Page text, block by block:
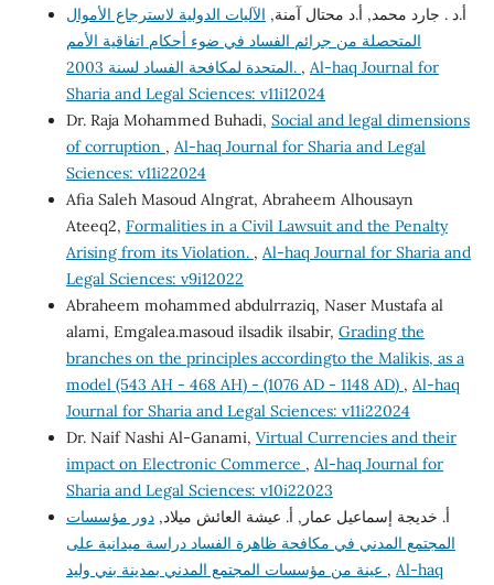
أ.د . جارد محمد, أ.د محتال آمنة, الآليات الدولية لاسترجاع الأموال
المتحصلة من جرائم الفساد في ضوء أحكام اتفاقية الأمم
المتحدة لمكافحة الفساد لسنة 2003. , Al-haq Journal for
Sharia and Legal Sciences: v11i12024
Dr. Raja Mohammed Buhadi, Social and legal dimensions
of corruption , Al-haq Journal for Sharia and Legal
Sciences: v11i22024
Afia Saleh Masoud Alngrat, Abraheem Alhousayn
Ateeq2, Formalities in a Civil Lawsuit and the Penalty
Arising from its Violation. , Al-haq Journal for Sharia and
Legal Sciences: v9i12022
Abraheem mohammed abdulrraziq, Naser Mustafa al
alami, Emgalea.masoud ilsadik ilsabir, Grading the
branches on the principles accordingto the Malikis, as a
model (543 AH - 468 AH) - (1076 AD - 1148 AD) , Al-haq
Journal for Sharia and Legal Sciences: v11i22024
Dr. Naif Nashi Al-Ganami, Virtual Currencies and their
impact on Electronic Commerce , Al-haq Journal for
Sharia and Legal Sciences: v10i22023
أ. خديجة إسماعيل عمار, أ. عيشة العائش ميلاد,دور مؤسسات
المجتمع المدني في مكافحة ظاهرة الفساد دراسة ميدانية على
, Al-haq